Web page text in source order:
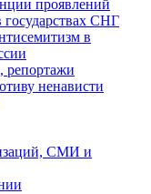
проявлений
государствах СНГ
в
репортажи
ненависти
СМИ и